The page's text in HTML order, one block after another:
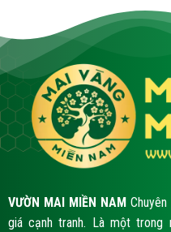
VƯỜN MAI MIỀN NAMChuyên
giá cạnh tranh. Là một trong